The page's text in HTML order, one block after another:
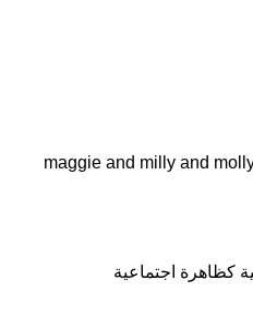
كظاهرة اجتماعية